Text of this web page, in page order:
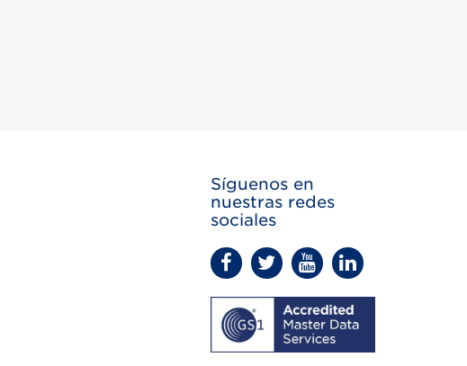
Síguenos en
nuestras redes
sociales